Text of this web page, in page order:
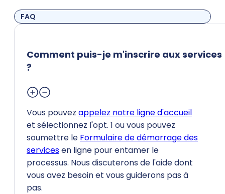
FAQ
Comment puis-je m'inscrire aux services
?
Vous pouvez appelez notre ligne d'accueil
et sélectionnez l'opt. 1 ou vous pouvez
soumettre le Formulaire de démarrage des
servicesen ligne pour entamer le
processus. Nous discuterons de l'aide dont
vous avez besoin et vous guiderons pas à
pas.